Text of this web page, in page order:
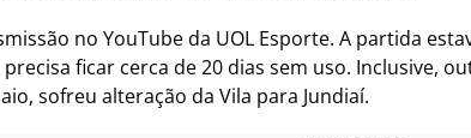
no YouTube da UOL Esporte. A partida
ficar cerca de 20 dias sem uso. Inclusive,
sofreu alteração da Vila para Jundiaí.